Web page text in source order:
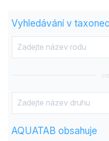
Vyhledávání v
AQUATAB obsahuje